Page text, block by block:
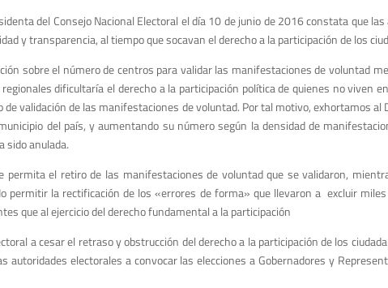
del Consejo Nacional Electoral el día 10 de junio de 2016 constata
y transparencia, al tiempo que socavan el derecho a la participación de los
sobre el número de centros para validar las manifestaciones de voluntad
dificultaría el derecho a la participación política de quienes no viven
de validación de las manifestaciones de voluntad. Por tal motivo, exhortamos
del país, y aumentando su número según la densidad de
sido anulada.
el retiro de las manifestaciones de voluntad que se validaron,
permitir la rectificación de los «errores de forma» que llevaron a excluir
que al ejercicio del derecho fundamental a la participación
a cesar el retraso y obstrucción del derecho a la participación de los
autoridades electorales a convocar las elecciones a Gobernadores y